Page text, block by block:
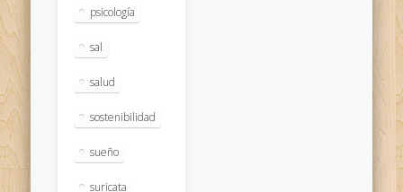
psicología
sal
salud
sostenibilidad
sueño
suricata